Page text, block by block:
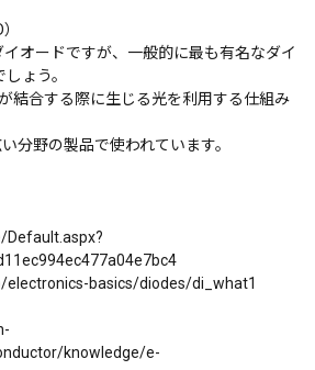
イオードですが、一般的に最も有名なダイ
ょう。
結合する際に生じる光を利用する仕組み
分野の製品で使われています。
electronics-basics/diodes/di_what1
knowledge/e-